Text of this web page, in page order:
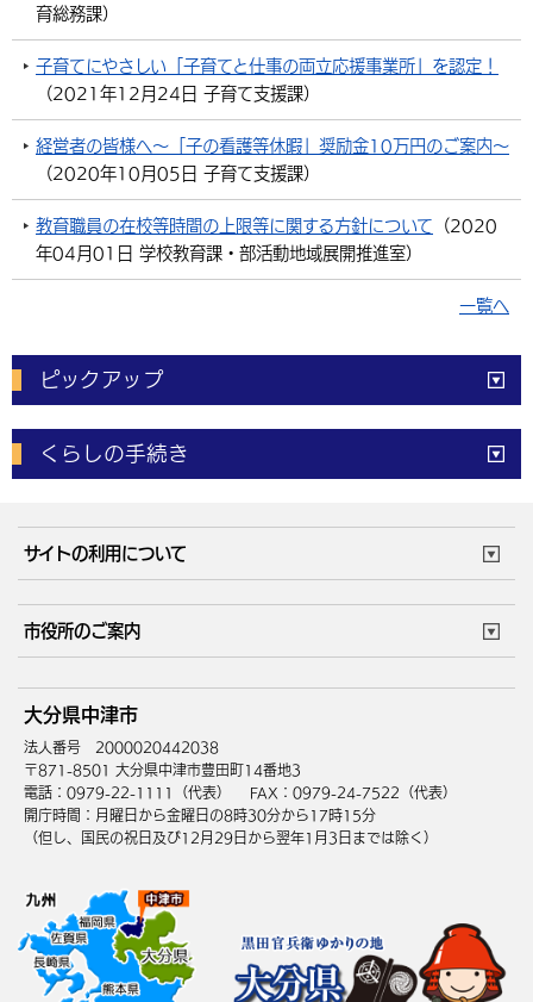
育総務課）
子育てにやさしい「子育てと仕事の両立応援事業所」を認定！
（2021年12月24日 子育て支援課）
経営者の皆様へ～「子の看護等休暇」奨励金10万円のご案内～
（2020年10月05日 子育て支援課）
教育職員の在校等時間の上限等に関する方針について （2020
年04月01日 学校教育課・部活動地域展開推進室）
一覧へ
ピックアップ
電子申請 窓口の混雑状況
体育施設予約状況 ご意見・ご要望
くらしの手続き
成人・仕事
住まい・引越 ごみ・環境
健康・医療 障がい・福祉
高齢・介護
サイトの利用について
サイトマップ
市役所のご案内
庁舎地図 組織案内
中津市へのアクセス
大分県中津市
法人番号 2000020442038
〒871-8501 大分県中津市豊田町14番地3
電話：0979-22-1111（代表）
FAX：0979-24-7522（代表）
開庁時間：月曜日から金曜日の8時30分から17時15分
（但し、国民の祝日及び12月29日から翌年1月3日までは除く）